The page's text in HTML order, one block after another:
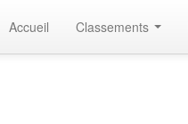
Accueil Classements